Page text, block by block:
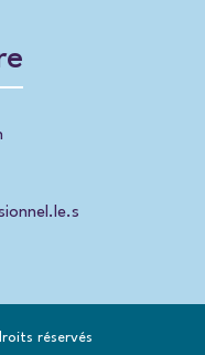
réservés